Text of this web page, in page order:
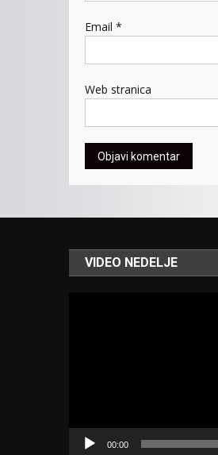
Email *
Web stranica
VIDEO NEDELJE
00:00